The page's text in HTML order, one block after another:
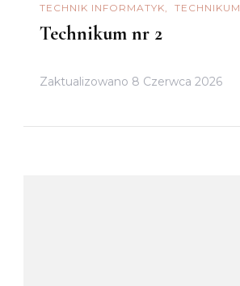
TECHNIK INFORMATYK TECHNIKUM
Technikum nr 2
Zaktualizowano 8 Czerwca 2026